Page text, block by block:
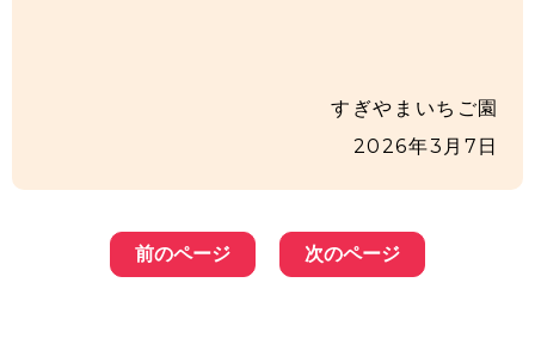
すぎやまいちご園
2026年3月7日
前のページ 次のページ